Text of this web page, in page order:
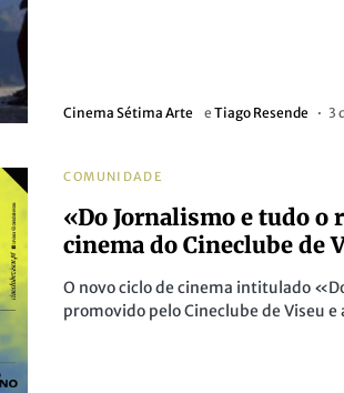
Cinema Sétima Arte eTiago Resende 3
COMUNIDADE
«Do Jornalismo e tudo o
cinema do Cineclube de
O novo ciclo de cinema intitulado
promovido pelo Cineclube de Viseu